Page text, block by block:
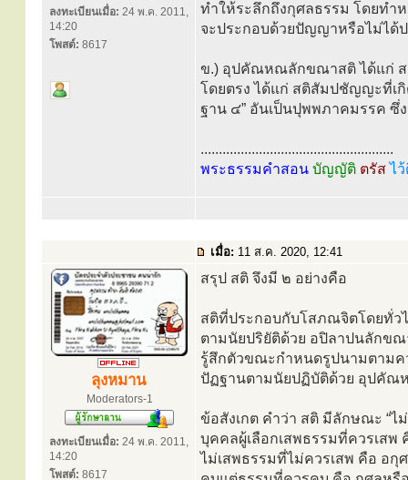
ลงทะเบียนเมื่อ: 24 พ.ค. 2011,
14:20
โพสต์: 8617
ทำให้ระลึกถึงกุศลธรรม โดยท
จะประกอบด้วยปัญญาหรือไม่ได้
ข.) อุปคัณหณลักขณาสติ ได้แก่ ส
โดยตรง ได้แก่ สติสัมปชัญญะที่เกิ
ฐาน ๔” อันเป็นปุพพภาคมรรค ซึ่
.....................................................
พระธรรมคำสอน บัญญัติ ตรัสไ
เมื่อ: 11 ส.ค. 2020, 12:41
ลุงหมาน
Moderators-1
ลงทะเบียนเมื่อ: 24 พ.ค. 2011,
14:20
โพสต์: 8617
สรุป สติ จึงมี ๒ อย่างคือ
สติที่ประกอบกับโสภณจิตโดยทั่
ตามนัยปริยัติด้วย อปิลาปนลักข
รู้สึกตัวขณะกำหนดรูปนามตามค
ปัฏฐานตามนัยปฏิบัติด้วย อุปคั
ข้อสังเกต คำว่า สติ มีลักษณะ “ไม่
บุคคลผู้เลือกเสพธรรมที่ควรเส
ไม่เสพธรรมที่ไม่ควรเสพ คือ อกุ